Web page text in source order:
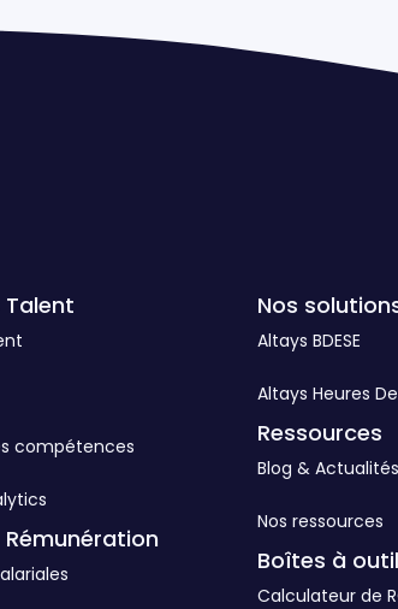
Talent
compétences
Nos
Altays BDESE
Altays Heures
Ressources
Blog & Actualités
Nos ressources
Boîtes à
Calculateur de